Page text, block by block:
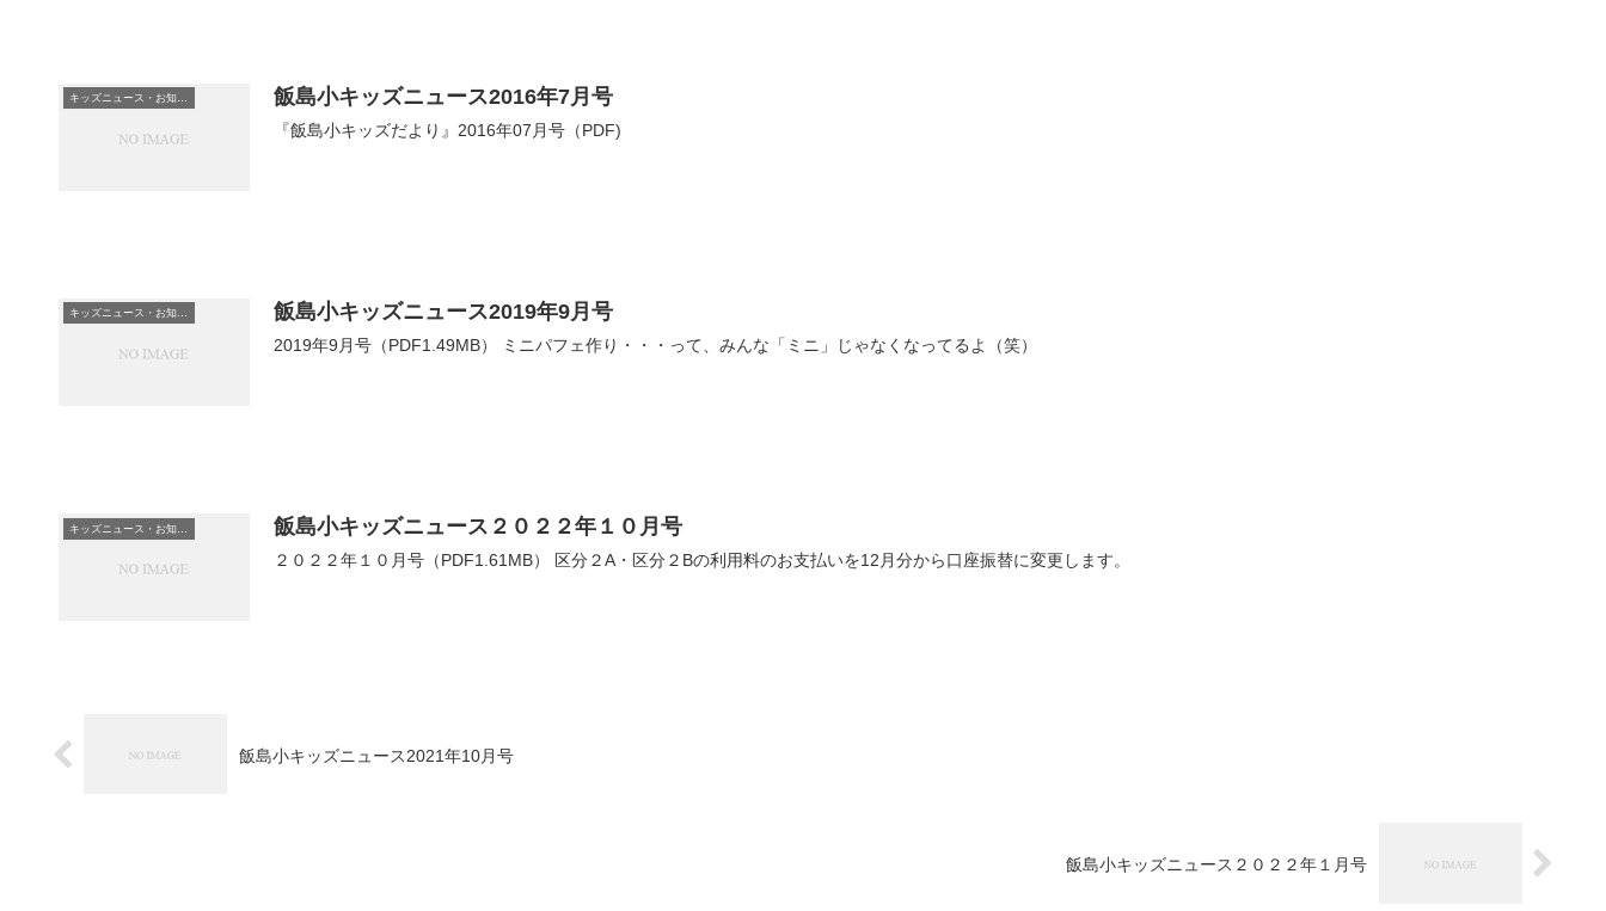
キッズニュース・お知らせ 飯島小キッズニュース2016年7月号
『飯島小キッズだより』2016年07月号（PDF)
キッズニュース・お知らせ 飯島小キッズニュース2019年9月号
2019年9月号（PDF1.49MB） ミニパフェ作り・・・って、みんな「ミニ」じゃなくなってるよ（笑）
飯島小キッズニュース２０２２年１０月号
２０２２年１０月号（PDF1.61MB） 区分２A・区分２Bの利用料のお支払いを12月分から口座振替に変更します。
飯島小キッズニュース2021年10月号
飯島小キッズニュース２０２２年１月号